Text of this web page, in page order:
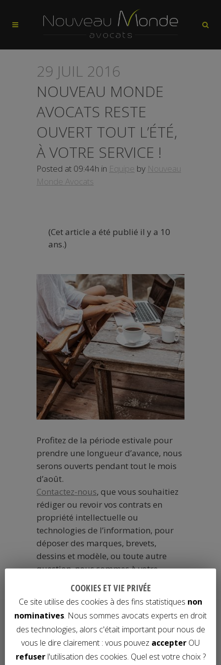
29 JUIL 2016
NOUVEAU MONDE
AVOCATS RESTE
OUVERT TOUT L’ÉTÉ,
À VOTRE SERVICE !
Posted at 09:44h in Equipe by Nouveau
Monde Avocats
(Cet article a été publié il y a 10
ans.)
Profitez de la période estivale pour
prendre une longueur d’avance, nous
serons ouverts pendant tout le mois
d’août.
Contactez-nous, que vous souhaitiez
rédiger ou revoir vos contrats en
propriété intellectuelle ou
technologies de l’information, pour
déposer des marques, brevets,
dessins et modèle, ou toute autre
question, nous sommes à votre
Bel été à toutes et à tous.
L’équipe de Nouveau Monde Avocats
EN SAVOIR PLUS :Nous sommes
avocats en informatique et
COOKIES ET VIE PRIVÉE
Ce site utilise des cookies à des fins statistiques non
nominatives. Nous sommes avocats experts en droit
des technologies, alors c'était important pour nous de
vous le dire clairement : vous pouvez accepter OU
refuserl'utilisation des cookies. Quel est votre choix ?